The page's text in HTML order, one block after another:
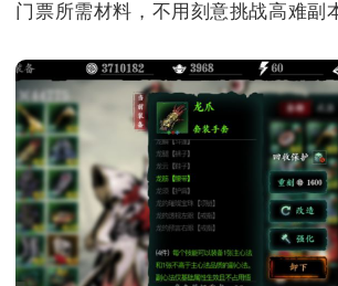
门票所需材料，不用刻意挑战高难副